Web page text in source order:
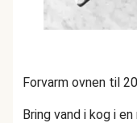
Forvarm ovnen til
Bring vand i kog i